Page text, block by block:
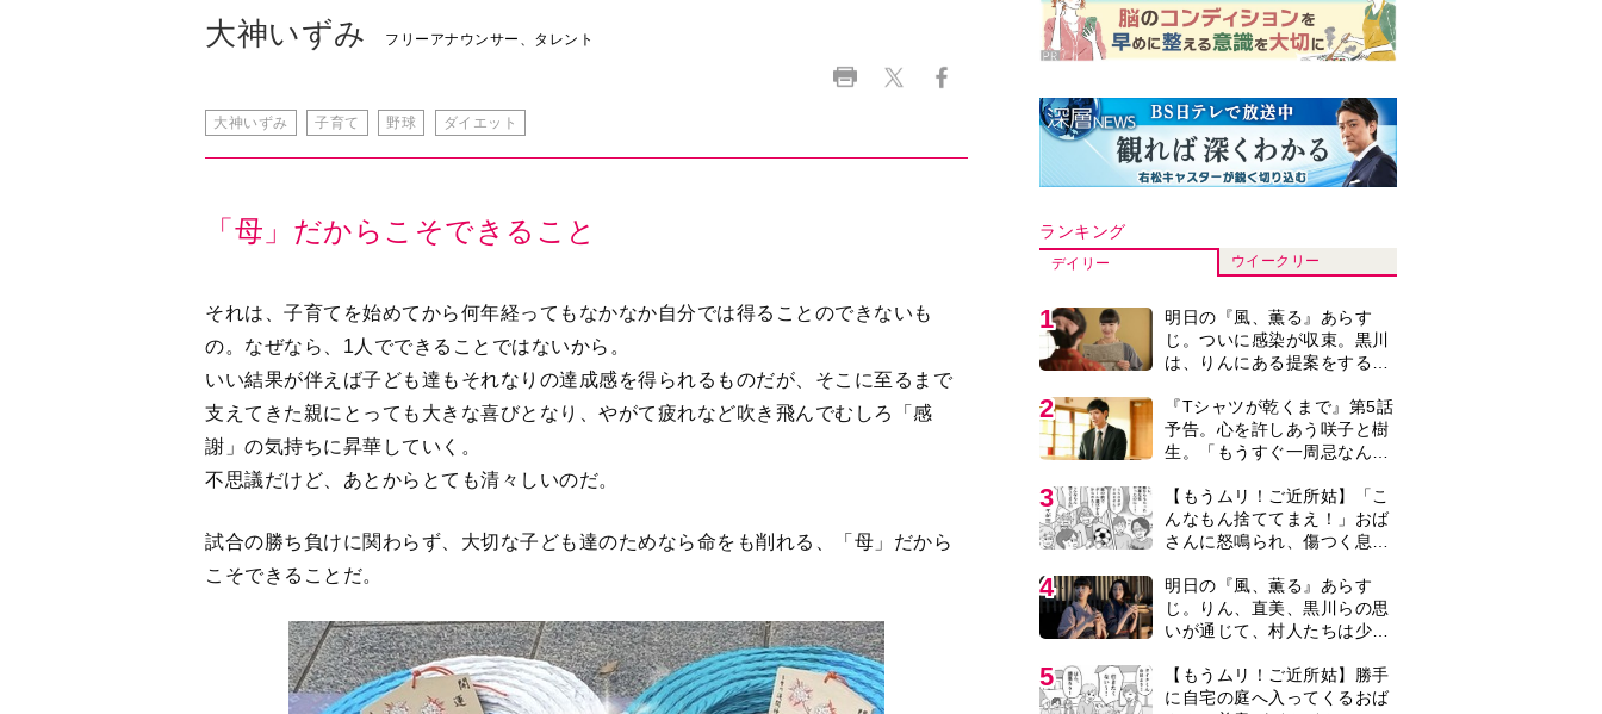
大神いずみ 子育て
「母」だからこそできること
の。なぜなら、1人でできることではないから。
支えてきた親にとっても大きな喜びとなり、やがて疲れなど吹き飛んでむしろ「感
謝」の気持ちに昇華していく。
不思議だけど、あとからとても清々しいのだ。
試合の勝ち負けに関わらず、大切な子ども達のためなら命をも削れる、「母」だから
こそできることだ。
生。「もうすぐ一周忌なんで
それが過ぎたら…」＜ネタバ
レあり＞
3
【もうムリ！ご近所姑】「こ
さんに怒鳴られ、傷つく息
子。私たちが取った行動は…
【第3話】
4
明日の『風、薫る』あらす
じ。りん、直美、黒川らの思
いが通じて、村人たちは少し
5
に自宅の庭へ入ってくるおば
さん。善意がどんどんエスカ
6
【もうムリ！ご近所姑】「今
日はどこ行くん？」出かける
度に聞いてくる近所のおばさ
まり…【第1話】
7
＜3人って誰のこと？＞『Tシ
ャツが乾くまで』水族館で咲
子が放った〈何気ない一言〉
線？」「子どもの話だと…」
8
演歌歌手・市川由紀乃「更年
期かと思ったら〈卵巣がん〉
だった。９ヵ月の闘病を経て
紙を今も支えに」【2026上半
期BEST】
9
『Tシャツが乾くまで』第5話
あらすじ。充のメモを頼りに
長野を訪ねた咲子。一方の樹
タバレあり＞
10
古代ギリシアの『植物誌』を
82歳で完訳・小川洋子「子育